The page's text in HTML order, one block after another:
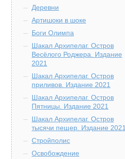
Деревни
Артишоки в шоке
Боги Олимпа
Шакал Архипелаг. Остров
Весёлого Роджера. Издание
2021
Шакал Архипелаг. Остров
приливов. Издание 2021
Шакал Архипелаг. Остров
Пятницы. Издание 2021
Шакал Архипелаг. Остров
тысячи пещер. Издание 2021
Стройполис
Освобождение